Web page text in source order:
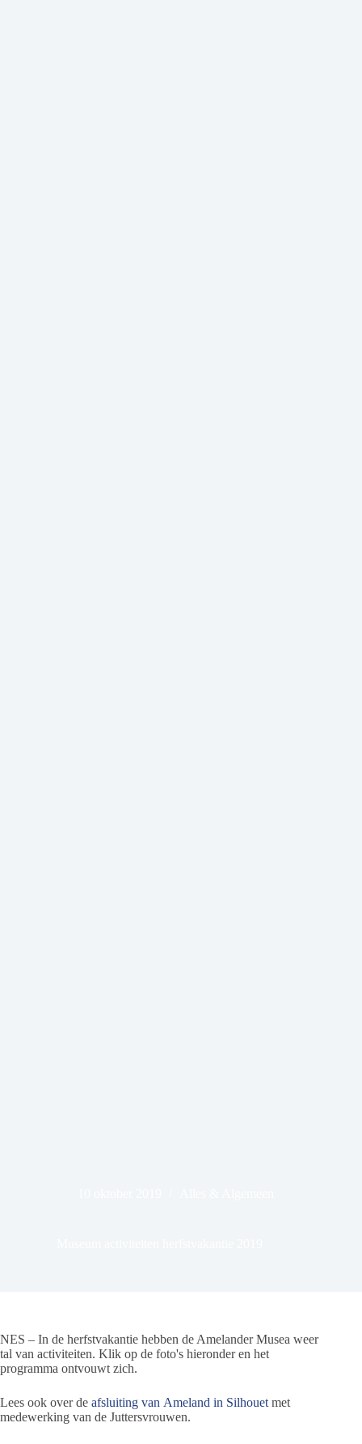
NES – In de herfstvakantie hebben de Amelander Musea weer
tal van activiteiten. Klik op de foto's hieronder en het
programma ontvouwt zich.
Lees ook over de afsluiting van Ameland in Silhouet met
medewerking van de Juttersvrouwen.